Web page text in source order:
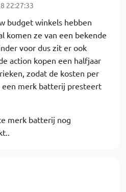
22:27:33
budget winkels hebben
komen ze van een bekende
voor dus zit er ook
action kopen een halfjaar
zodat de kosten per
merk batterij presteert
merk batterij nog